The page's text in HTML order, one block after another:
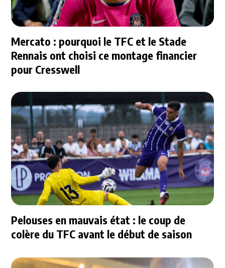
Mercato : pourquoi le TFC et le Stade
Rennais ont choisi ce montage financier
pour Cresswell
Pelouses en mauvais état : le coup de
colère du TFC avant le début de saison